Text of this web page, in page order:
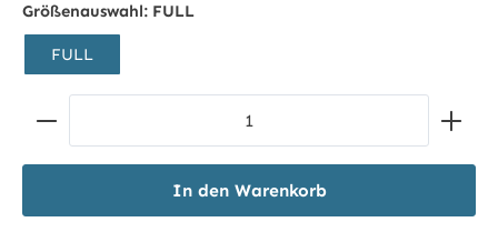
Größenauswahl: FULL
FULL
Produkt Anzahl: Gib den gewünschten Wert ein
In den Warenkorb